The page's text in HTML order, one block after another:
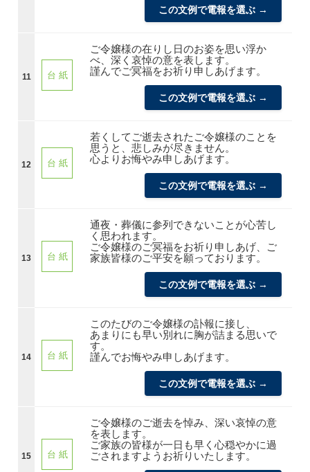
この文例で電報を選ぶ →
11 台 紙
ご令嬢様の在りし日のお姿を思い浮か
べ、深く哀悼の意を表します。
謹んでご冥福をお祈り申しあげます。
この文例で電報を選ぶ →
12 台 紙
若くしてご逝去されたご令嬢様のことを
思うと、悲しみが尽きません。
心よりお悔やみ申しあげます。
この文例で電報を選ぶ →
13 台 紙
通夜・葬儀に参列できないことが心苦し
く思われます。
ご令嬢様のご冥福をお祈り申しあげ、ご
家族皆様のご平安を願っております。
この文例で電報を選ぶ →
14 台 紙
このたびのご令嬢様の訃報に接し、
あまりにも早い別れに胸が詰まる思いで
す。
謹んでお悔やみ申しあげます。
この文例で電報を選ぶ →
15 台 紙
ご令嬢様のご逝去を悼み、深い哀悼の意
を表します。
ご家族の皆様が一日も早く心穏やかに過
ごされますようお祈りいたします。